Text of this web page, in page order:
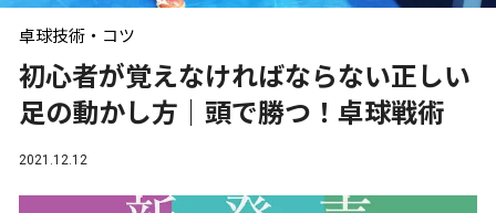
卓球技術・コツ
初心者が覚えなければならない正しい
足の動かし方｜頭で勝つ！卓球戦術
2021.12.12